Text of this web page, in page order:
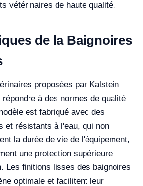
vétérinaires de haute qualité.
de la Baignoires
proposées par Kalstein
à des normes de qualité
est fabriqué avec des
et résistants à l'eau, qui non
la durée de vie de l'équipement,
une protection supérieure
Les finitions lisses des baignoires
optimale et facilitent leur